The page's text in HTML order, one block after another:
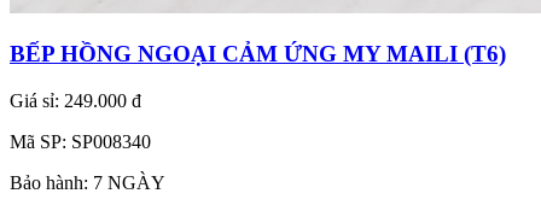
BẾP HỒNG NGOẠI CẢM ỨNG MY MAILI (T6)
Giá sỉ: 249.000 đ
Mã SP: SP008340
Bảo hành: 7 NGÀY